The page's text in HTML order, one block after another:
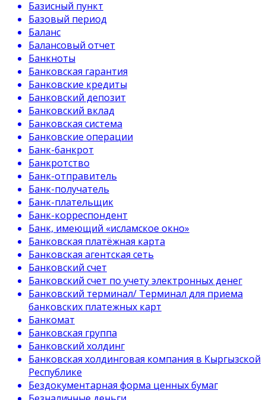
Базисный пункт
Базовый период
Баланс
Балансовый отчет
Банкноты
Банковская гарантия
Банковские кредиты
Банковский депозит
Банковский вклад
Банковская система
Банковские операции
Банк-банкрот
Банкротство
Банк-отправитель
Банк-получатель
Банк-плательщик
Банк-корреспондент
Банк, имеющий «исламское окно»
Банковская платёжная карта
Банковская агентская сеть
Банковский счет
Банковский счет по учету электронных денег
Банковский терминал/ Терминал для приема
банковских платежных карт
Банкомат
Банковская группа
Банковский холдинг
Банковская холдинговая компания в Кыргызской
Республике
Бездокументарная форма ценных бумаг